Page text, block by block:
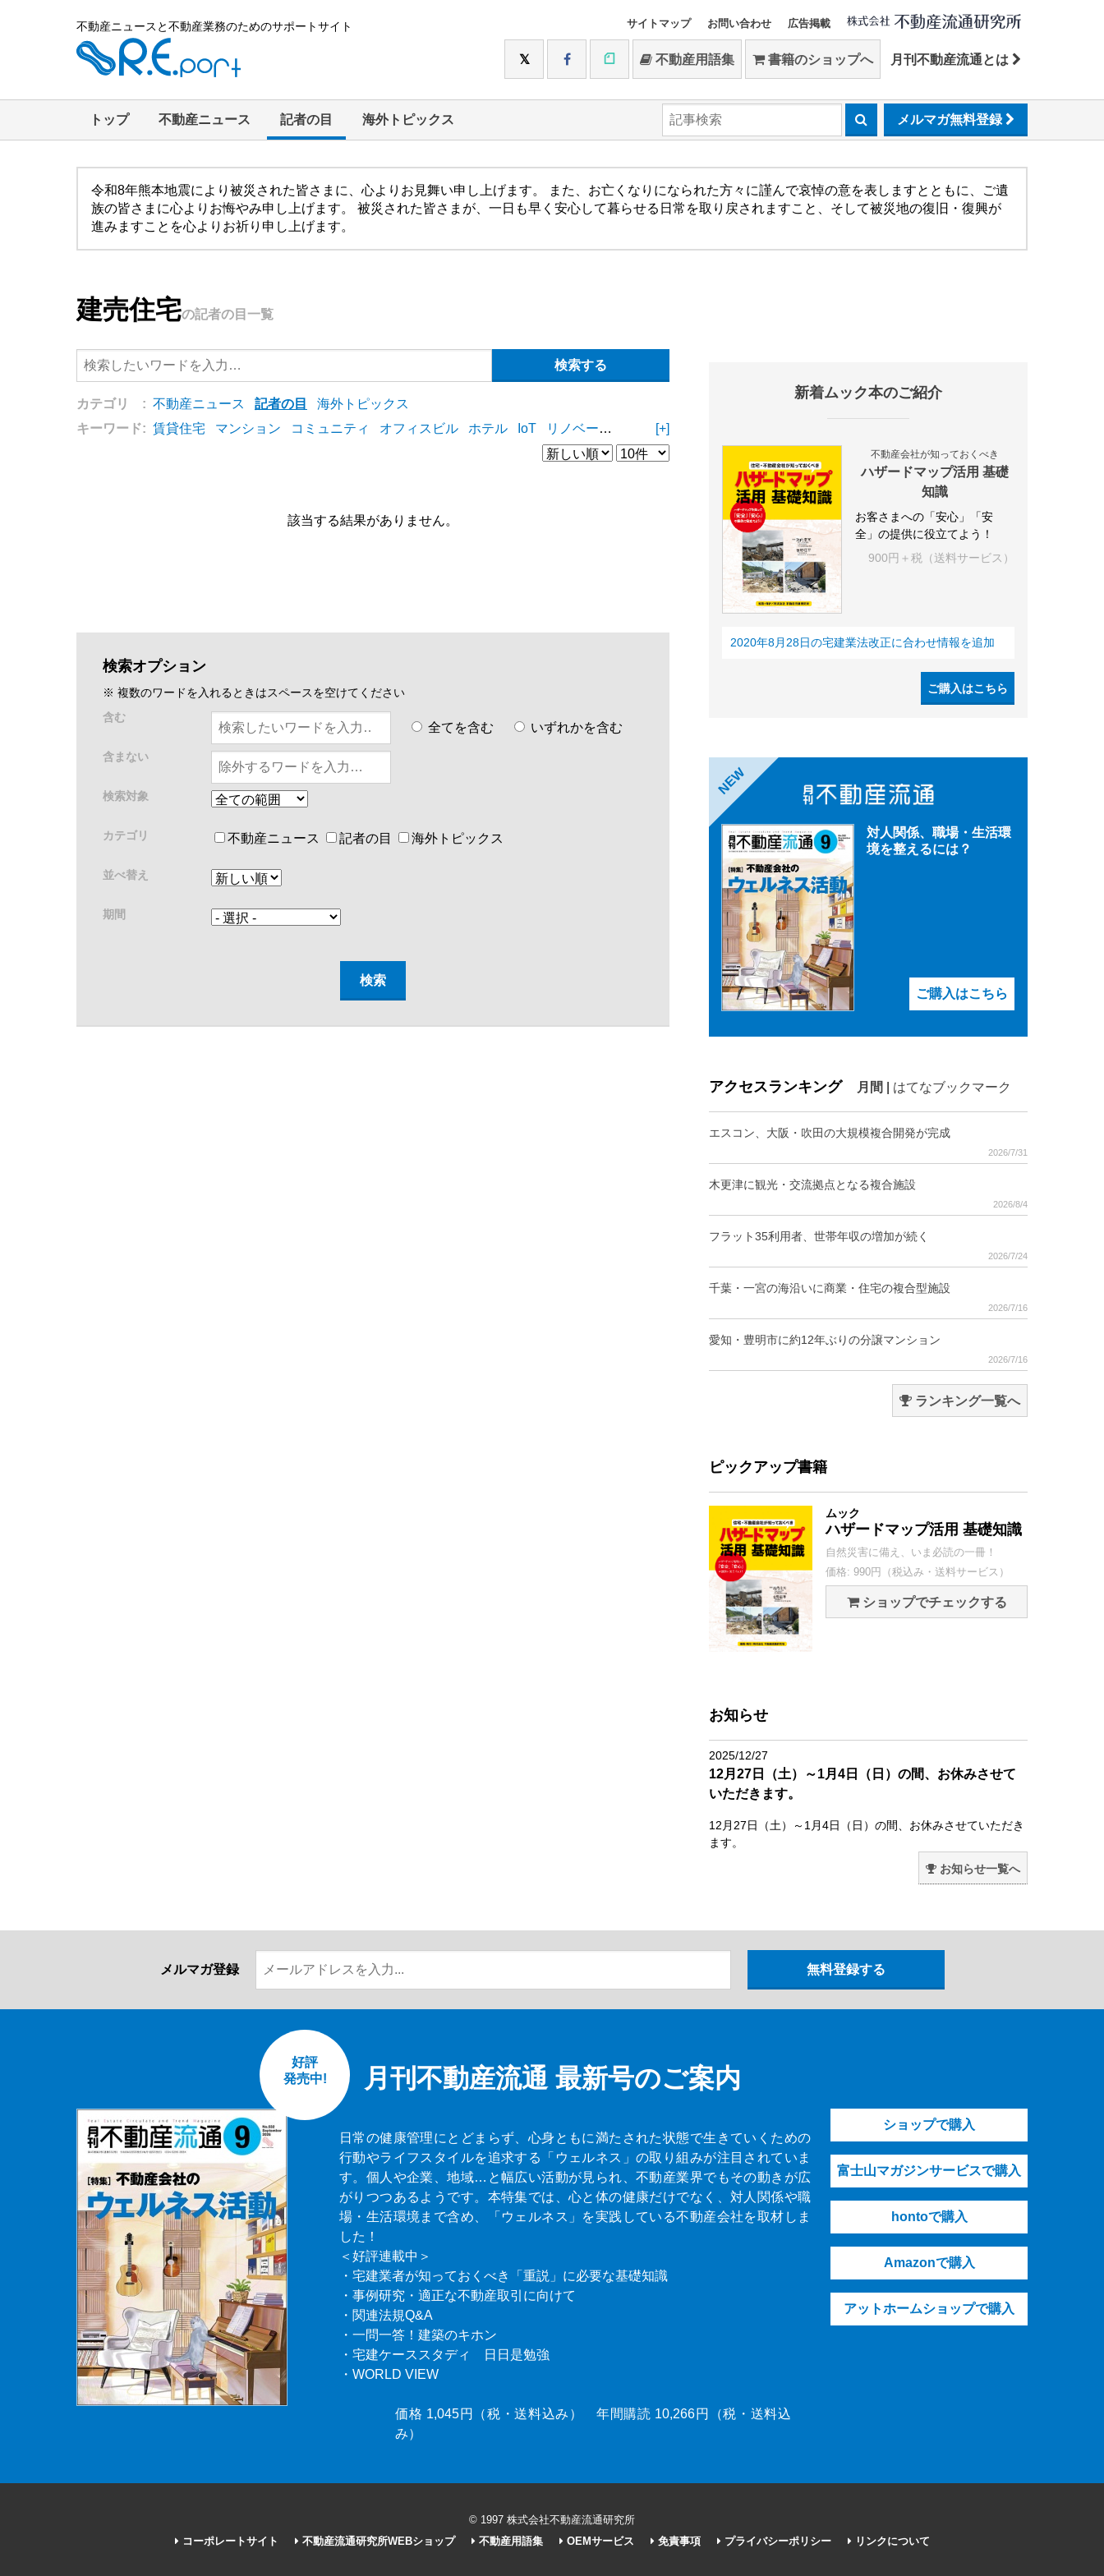
不動産ニュースと不動産業務のためのサポートサイト サイトマップ お問い合わせ 広告掲載
不動産用語集 書籍のショップへ 月刊不動産流通とは
トップ 不動産ニュース 記者の目 海外トピックス メルマガ無料登録
令和8年熊本地震により被災された皆さまに、心よりお見舞い申し上げます。 また、お亡くなりになられた方々に謹んで哀悼の意を表しますとともに、ご遺
族の皆さまに心よりお悔やみ申し上げます。 被災された皆さまが、一日も早く安心して暮らせる日常を取り戻されますこと、そして被災地の復旧・復興が
進みますことを心よりお祈り申し上げます。
建売住宅の記者の目一覧
カテゴリ : 不動産ニュース 記者の目
海外トピックス
キーワード: 賃貸住宅 マンション コミュニティ オフィスビル ホテル IoT リノベーション リフォーム
[+]
該当する結果がありません。
検索オプション
※ 複数のワードを入れるときはスペースを空けてください
含む
全てを含む いずれかを含む
含まない
検索対象
カテゴリ 不動産ニュース 記者の目 海外トピックス
並べ替え
期間
新着ムック本のご紹介
不動産会社が知っておくべき
ハザードマップ活用 基礎
知識
お客さまへの「安心」「安
全」の提供に役立てよう！
900円＋税（送料サービス）
2020年8月28日の宅建業法改正に合わせ情報を追加
ご購入はこちら
NEW
対人関係、職場・生活環
境を整えるには？
ご購入はこちら
アクセスランキング 月間 はてなブックマーク
エスコン、大阪・吹田の大規模複合開発が完成
2026/7/31
木更津に観光・交流拠点となる複合施設
2026/8/4
フラット35利用者、世帯年収の増加が続く
2026/7/24
千葉・一宮の海沿いに商業・住宅の複合型施設
2026/7/16
愛知・豊明市に約12年ぶりの分譲マンション
2026/7/16
ランキング一覧へ
ピックアップ書籍
ムック
ハザードマップ活用 基礎知識
自然災害に備え、いま必読の一冊！
価格: 990円（税込み・送料サービス）
ショップでチェックする
お知らせ
2025/12/27
12月27日（土）～1月4日（日）の間、お休みさせて
いただきます。
12月27日（土）～1月4日（日）の間、お休みさせていただき
ます。
お知らせ一覧へ
メルマガ登録
月刊不動産流通 最新号のご案内
好評
発売中!
日常の健康管理にとどまらず、心身ともに満たされた状態で生きていくための
行動やライフスタイルを追求する「ウェルネス」の取り組みが注目されていま
す。個人や企業、地域…と幅広い活動が見られ、不動産業界でもその動きが広
がりつつあるようです。本特集では、心と体の健康だけでなく、対人関係や職
場・生活環境まで含め、「ウェルネス」を実践している不動産会社を取材しま
した！
＜好評連載中＞
・宅建業者が知っておくべき「重説」に必要な基礎知識
・事例研究・適正な不動産取引に向けて
・関連法規Q&A
・一問一答！建築のキホン
・宅建ケーススタディ 日日是勉強
・WORLD VIEW
価格 1,045円（税・送料込み） 年間購読 10,266円（税・送料込
み）
ショップで購入
富士山マガジンサービスで購入
hontoで購入
Amazonで購入
アットホームショップで購入
© 1997 株式会社不動産流通研究所
コーポレートサイト
不動産流通研究所WEBショップ 不動産用語集 OEMサービス 免責事項 プライバシーポリシー リンクについて